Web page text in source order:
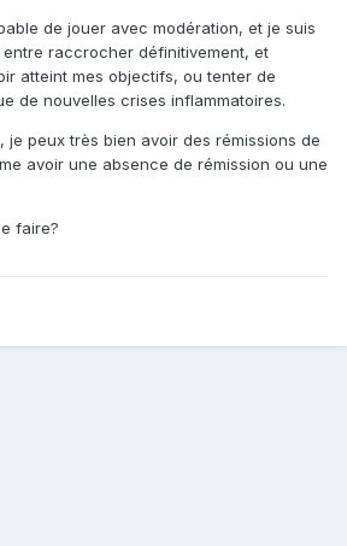
de jouer avec modération, et je suis
raccrocher définitivement, et
atteint mes objectifs, ou tenter de
de nouvelles crises inflammatoires.
je peux très bien avoir des rémissions de
avoir une absence de rémission ou une
faire?